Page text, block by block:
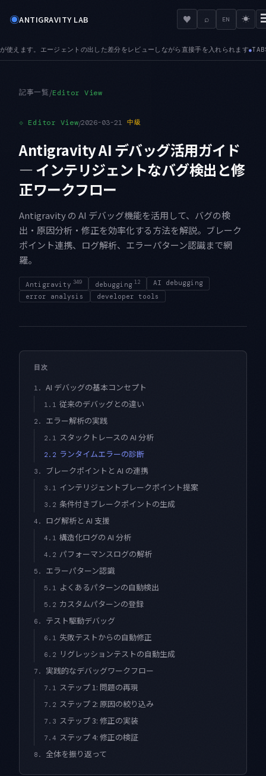
◉ANTIGRAVITY LAB ♥ ⌕ EN ☀
接手を入れられます● TABS — プレビュータブが加わりました。次のファイルを開
記事一覧/Editor View
⟐ Editor View/2026-03-21 中級
Antigravity AI デバッグ活用ガイド
— インテリジェントなバグ検出と修
正ワークフロー
Antigravity の AI デバッグ機能を活用して、バグの検
出・原因分析・修正を効率化する方法を解説。ブレーク
ポイント連携、ログ解析、エラーパターン認識まで網
羅。
Antigravity 349 debugging 12
AI debugging
error analysis
developer tools
目次
1. AI デバッグの基本コンセプト
1.1 従来のデバッグとの違い
2. エラー解析の実践
2.1 スタックトレースの AI 分析
2.2 ランタイムエラーの診断
3. ブレークポイントと AI の連携
3.1 インテリジェントブレークポイント提案
3.2 条件付きブレークポイントの生成
4. ログ解析と AI 支援
4.1 構造化ログの AI 分析
4.2 パフォーマンスログの解析
5. エラーパターン認識
5.1 よくあるパターンの自動検出
5.2 カスタムパターンの登録
6. テスト駆動デバッグ
6.1 失敗テストからの自動修正
6.2 リグレッションテストの自動生成
7. 実践的なデバッグワークフロー
7.1 ステップ 1: 問題の再現
7.2 ステップ 2: 原因の絞り込み
7.3 ステップ 3: 修正の実装
7.4 ステップ 4: 修正の検証
8. 全体を振り返って